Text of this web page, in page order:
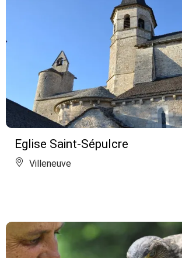
Eglise Saint-Sépulcre
Villeneuve